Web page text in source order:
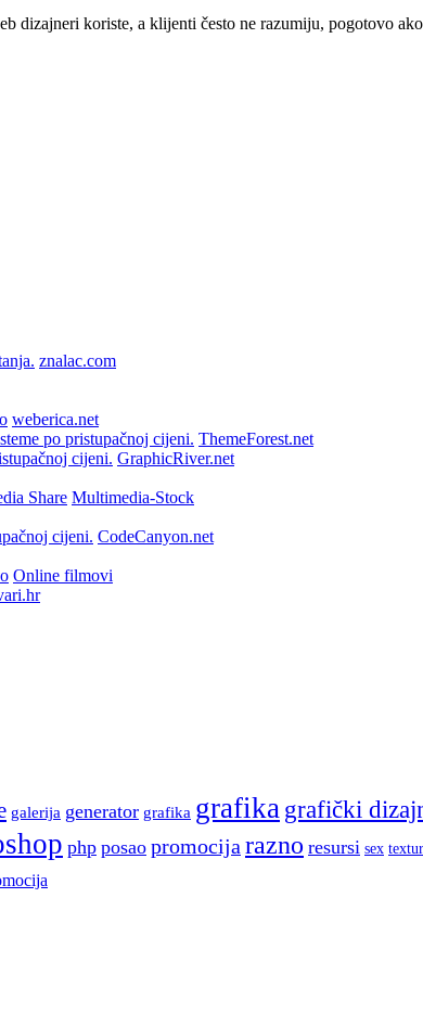
koriste, a klijenti često ne razumiju, pogotovo
znalac.com
weberica.net
ThemeForest.net
GraphicRiver.net
Multimedia-Stock
CodeCanyon.net
Online filmovi
galerija generator grafika grafika grafički
php posao promocija razno resursi sex